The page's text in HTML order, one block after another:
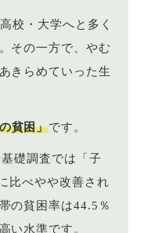
校・大学へと多く
その一方で、やむ
きらめていった生
貧困」です。
礎調査では「子
比べやや改善され
の貧困率は44.5％
い水準です。